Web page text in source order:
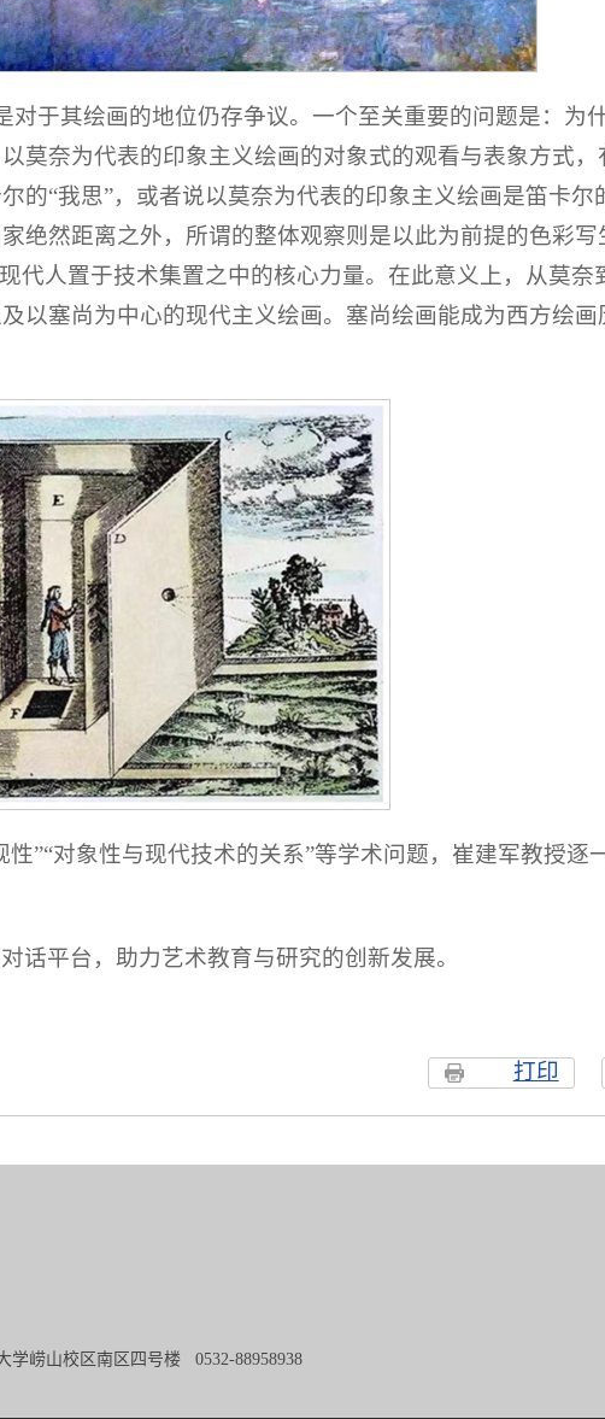
于其绘画的地位仍存争议。一个至关重要的问题是：为
莫奈为代表的印象主义绘画的对象式的观看与表象方式，
“我思”，或者说以莫奈为代表的印象主义绘画是笛卡尔
绝然距离之外，所谓的整体观察则是以此为前提的色彩写
代人置于技术集置之中的核心力量。在此意义上，从莫奈
以塞尚为中心的现代主义绘画。塞尚绘画能成为西方绘画
”“对象性与现代技术的关系”等学术问题，崔建军教授逐
话平台，助力艺术教育与研究的创新发展。
打印
学崂山校区南区四号楼 0532-88958938